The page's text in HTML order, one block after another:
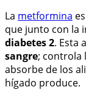
La metformina
que junto con la
diabetes 2. Esta
sangre; controla
absorbe de los
hígado produce.